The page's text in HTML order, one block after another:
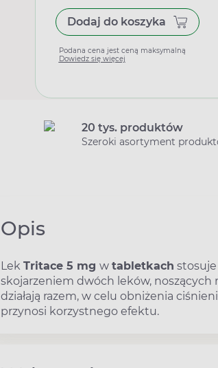
Dodaj do koszyka
Podana cena jest ceną maksymalną
Dowiedz się więcej
20 tys. produktów
Szeroki asortyment
Opis
Lek Tritace 5 mg w tabletkach
skojarzeniem dwóch leków,
działają razem, w celu obniżenia
przynosi korzystnego efektu.